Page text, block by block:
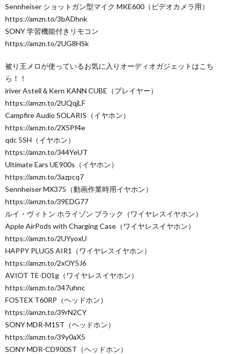
Sennheiser ショットガン型マイク MKE600（ビデオカメラ用）
https://amzn.to/3bADhnk
SONY 学習機能付きリモコン
https://amzn.to/2UG8HSk
被り王メロが使っているお気に入りオーディオガジェットはこち
ら！！
iriver Astell＆Kern KANN CUBE（プレイヤー）
https://amzn.to/2UQqjLF
Campfire Audio SOLARIS（イヤホン）
https://amzn.to/2X5Pf4e
qdc 5SH（イヤホン）
https://amzn.to/344YeUT
Ultimate Ears UE900s（イヤホン）
https://amzn.to/3azpcq7
Sennheiser MX375（動画作業時用イヤホン）
https://amzn.to/39EDG77
ルイ・ヴィトン ホライゾン ブラック（ワイヤレスイヤホン）
Apple AirPods with Charging Case（ワイヤレスイヤホン）
https://amzn.to/2UYyoxU
HAPPY PLUGS AIR1（ワイヤレスイヤホン）
https://amzn.to/2xOY5J6
AVIOT TE-D01g（ワイヤレスイヤホン）
https://amzn.to/347uhnc
FOSTEX T60RP（ヘッドホン）
https://amzn.to/39rN2CY
SONY MDR-M1ST（ヘッドホン）
https://amzn.to/39y0aX5
SONY MDR-CD900ST（ヘッドホン）